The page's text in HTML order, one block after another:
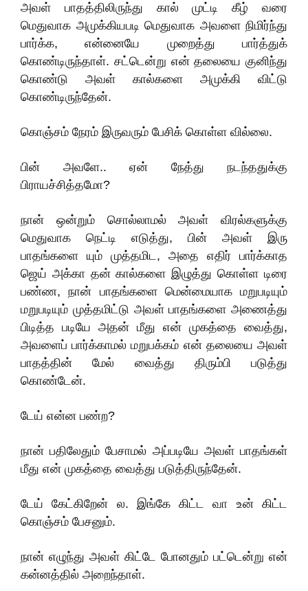
அவள் பாதத்திலிருந்து கால் முட்டி கீழ் வரை
மெதுவாக அமுக்கியபடி மெதுவாக அவளை நிமிர்ந்து
பார்க்க, என்னையே முறைத்து பார்த்துக்
கொண்டிருந்தாள். சட்டென்று என் தலையை குனிந்து
கொண்டு அவள் கால்களை அமுக்கி விட்டு
கொண்டிருந்தேன்.
கொஞ்சம் நேரம் இருவரும் பேசிக் கொள்ள வில்லை.
பின் அவளே.. ஏன் நேத்து நடந்ததுக்கு
பிராயச்சித்தமோ?
நான் ஒன்றும் சொல்லாமல் அவள் விரல்களுக்கு
மெதுவாக நெட்டி எடுத்து, பின் அவள் இரு
பாதங்களை யும் முத்தமிட, அதை எதிர் பார்க்காத
ஜெய் அக்கா தன் கால்களை இழுத்து கொள்ள டிரை
பண்ண, நான் பாதங்களை மென்மையாக மறுபடியும்
மறுபடியும் முத்தமிட்டு அவள் பாதங்களை அணைத்து
பிடித்த படியே அதன் மீது என் முகத்தை வைத்து,
அவளைப் பார்க்காமல் மறுபக்கம் என் தலையை அவள்
பாதத்தின் மேல் வைத்து திரும்பி படுத்து
கொண்டேன்.
டேய் என்ன பண்ற?
நான் பதிலேதும் பேசாமல் அப்படியே அவள் பாதங்கள்
மீது என் முகத்தை வைத்து படுத்திருந்தேன்.
டேய் கேட்கிறேன் ல. இங்கே கிட்ட வா உன் கிட்ட
கொஞ்சம் பேசனும்.
நான் எழுந்து அவள் கிட்டே போனதும் பட்டென்று என்
கன்னத்தில் அறைந்தாள்.